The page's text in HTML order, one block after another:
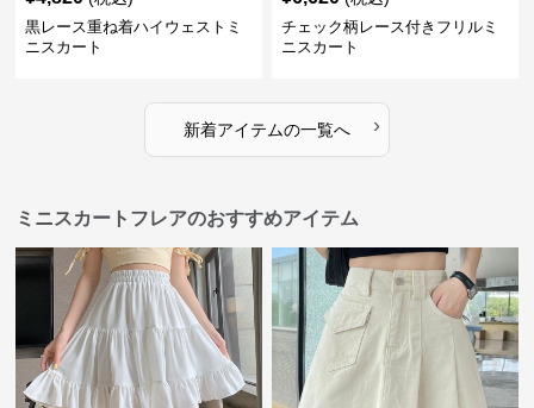
黒レース重ね着ハイウェストミ
ニスカート
チェック柄レース付きフリルミ
ニスカート
新着アイテムの一覧へ ›
ミニスカートフレアのおすすめアイテム